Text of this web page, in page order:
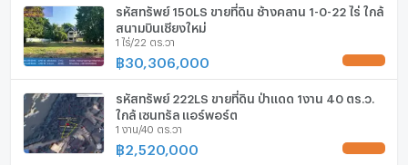
ห้องซาวน่า
ห้องสตรีม
EV-Charger
เครื่องซักผ้า
ไมโครเวฟ
รหัสทรัพย์ 150LS ขายที่ดิน ช้างคลาน 1-0-22 ไร่ ใกล้
สนามบินเชียงใหม่
1 ไร่/22 ตร.วา
฿30,306,000
รหัสทรัพย์ 222LS ขายที่ดิน ป่าแดด 1งาน 40 ตร.ว.
ใกล้ เซนทรัล แอร์พอร์ต
1 งาน/40 ตร.วา
฿2,520,000